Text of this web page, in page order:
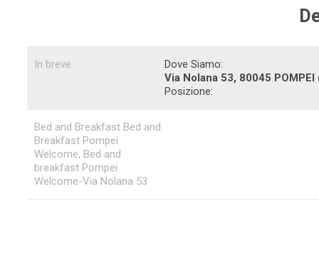
In breve
Dove Siamo:
Via Nolana 53, 80045 POMPEI
Posizione:
Bed and Breakfast Bed and
Breakfast Pompei
Welcome, Bed and
breakfast Pompei
Welcome-Via Nolana 53